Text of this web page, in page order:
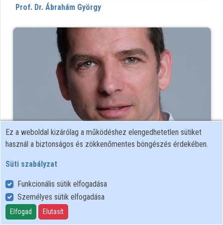
Közreműködők
Prof. Dr. Ábrahám György
Dr. Abrankó László
Ez a weboldal kizárólag a működéshez elengedhetetlen sütiket
használ a biztonságos és zökkenőmentes böngészés érdekében.
Süti szabályzat
Funkcionális sütik elfogadása
Személyes sütik elfogadása
Elfogad Elutasít